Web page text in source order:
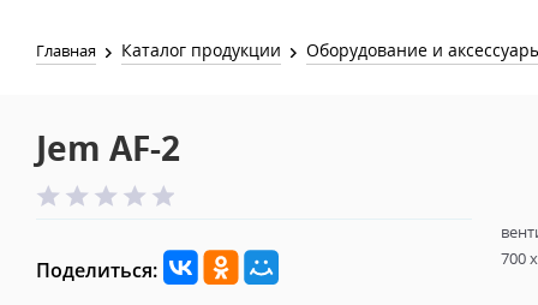
Главная Каталог продукции Оборудование и
Jem AF-2
Поделиться:
700